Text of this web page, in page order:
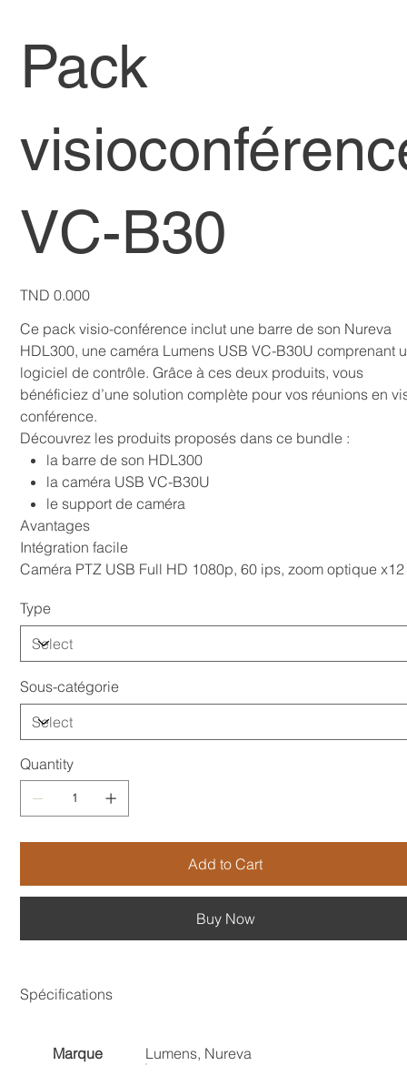
Pack
VC-B30
Price
TND 0.000
Ce pack visio-conférence inclut une barre de son Nureva
HDL300, une caméra Lumens USB VC-B30U comprenant
logiciel de contrôle. Grâce à ces deux produits, vous
bénéficiez d’une solution complète pour vos réunions en
conférence.
Découvrez les produits proposés dans ce bundle :
la barre de son HDL300
la caméra USB VC-B30U
le support de caméra
Avantages
Intégration facile
Caméra PTZ USB Full HD 1080p, 60 ips, zoom optique x12
Type
Sous-catégorie
Quantity
Add to Cart
Buy Now
Spécifications
Marque Lumens, Nureva